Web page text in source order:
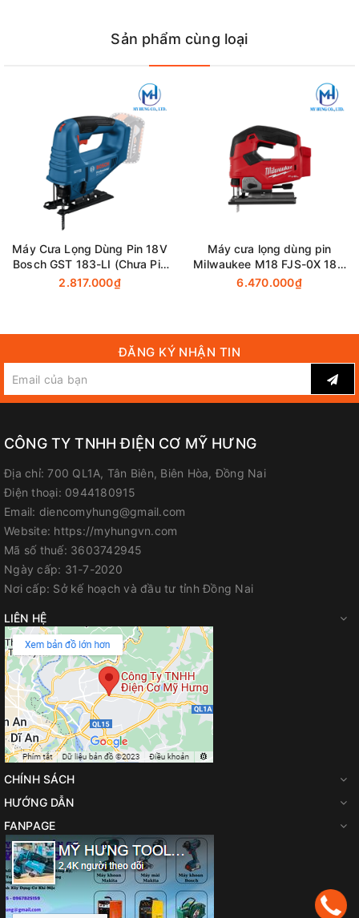
JV103DSYJ
Đại Lý Phân Phối Makita, Bosch Chính Hãng Tại Biên Hòa -
Đồng Nai
Công Ty TNHH Điện Cơ Mỹ Hưng
Địa chỉ: 700 Quốc lộ 1A, Tân Biên, Biên Hòa, Đồng Nai
Hotline / Zalo: 0944 180 915
Facebook.com/diencomyhung
Sản phẩm cùng loại
Máy Cưa Lọng Dùng Pin 18V
Bosch GST 183-LI (Chưa Pin
& Sạc)
2.817.000₫
Máy cưa lọng dùng pin
Milwaukee M18 FJS-0X 18V
(Thân máy)
6.470.000₫
ĐĂNG KÝ NHẬN TIN
CÔNG TY TNHH ĐIỆN CƠ MỸ HƯNG
Địa chỉ: 700 QL1A, Tân Biên, Biên Hòa, Đồng Nai
Điện thoại: 0944180915
Email: diencomyhung@gmail.com
Website: https://myhungvn.com
Mã số thuế: 3603742945
Ngày cấp: 31-7-2020
Nơi cấp: Sở kế hoạch và đầu tư tỉnh Đồng Nai
LIÊN HỆ
CHÍNH SÁCH
HƯỚNG DẪN
FANPAGE